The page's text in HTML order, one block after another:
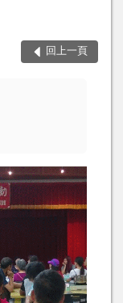
回上一頁